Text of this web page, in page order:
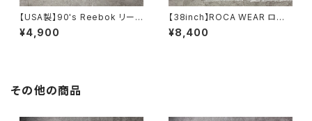
【USA製】90's Reebok リー
ボック ベクターロゴ ラベ
ル ブラック 薄手 スウェット
¥4,900
【38inch】ROCA WEAR ロカ
ウェア ジッパーフライ 濃
紺 バギーデニムパンツ ジー
¥8,400
その他の商品